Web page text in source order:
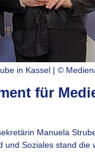
in Kassel | ©
für
Manuela
Soziales stand die